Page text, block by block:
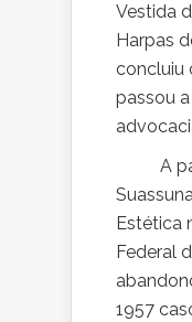
Vestida
Harpas
concluiu
passou
A
Estética
Federal
1957